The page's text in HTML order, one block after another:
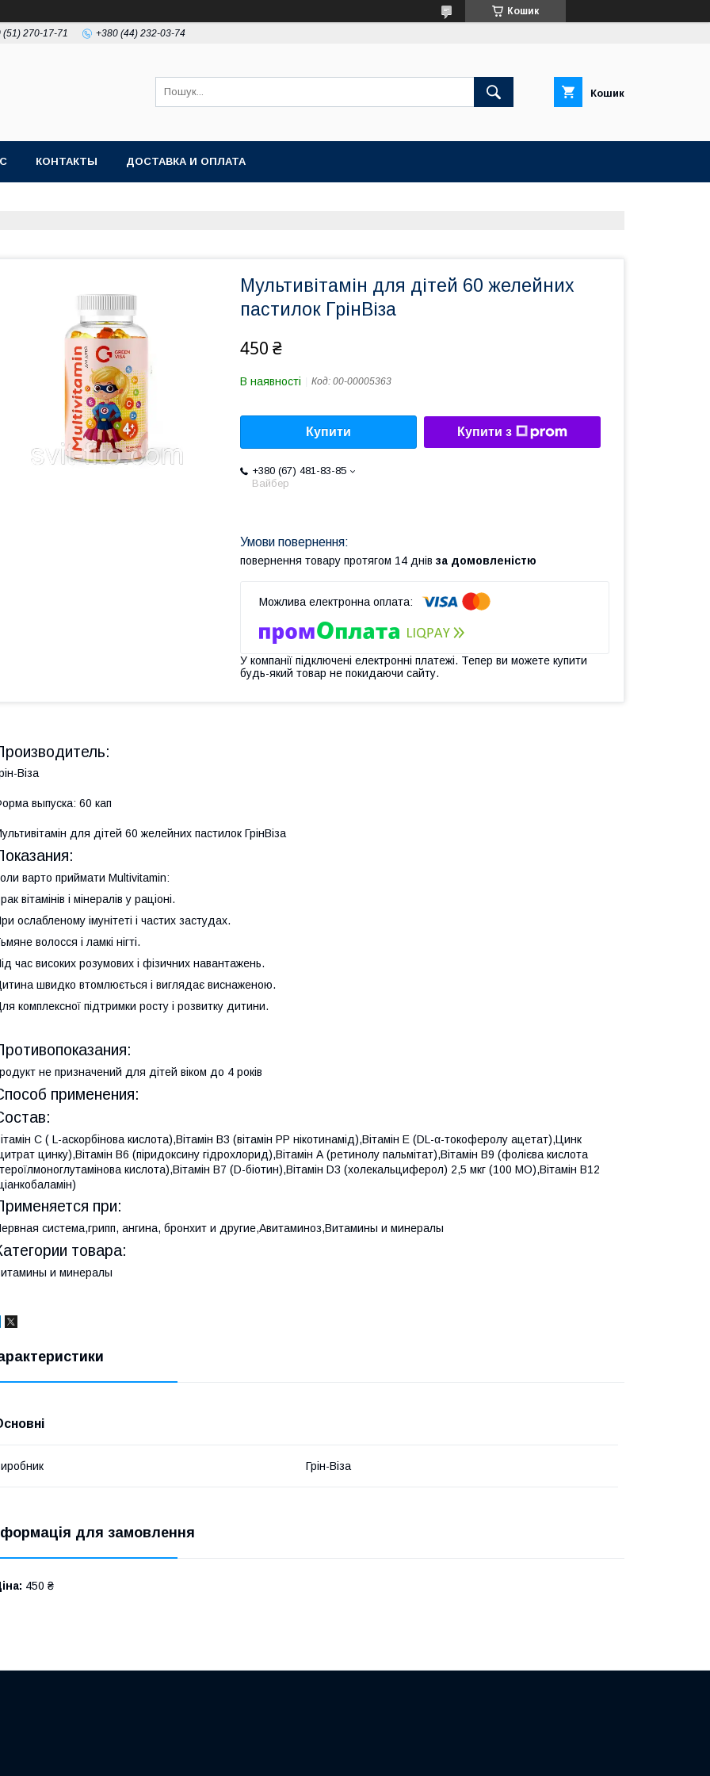
Кошик
(51) 270-17-71 +380 (44) 232-03-74
Кошик
КОНТАКТЫ ДОСТАВКА И ОПЛАТА
Мультивітамін для дітей 60 желейних
пастилок ГрінВіза
450 ₴
В наявності Код: 00-00005363
Купити Купити з
+380 (67) 481-83-85
Вайбер
повернення товару протягом 14 днів за домовленістю
У компанії підключені електронні платежі. Тепер ви можете купити
будь-який товар не покидаючи сайту.
Віза
выпуска: 60 кап
для дітей 60 желейних пастилок ГрінВіза
варто приймати Multivitamin:
вітамінів і мінералів у раціоні.
ослабленому імунітеті і частих застудах.
волосся і ламкі нігті.
час високих розумових і фізичних навантажень.
швидко втомлюється і виглядає виснаженою.
комплексної підтримки росту і розвитку дитини.
не призначений для дітей віком до 4 років
применения:
C ( L-аскорбінова кислота),Вітамін B3 (вітамін PP нікотинамід),Вітамін Е (DL-α-токоферолу ацетат),Цинк
цинку),Вітамін B6 (піридоксину гідрохлорид),Вітамін А (ретинолу пальмітат),Вітамін B9 (фолієва кислота
кислота),Вітамін B7 (D-біотин),Вітамін D3 (холекальциферол) 2,5 мкг (100 МО),Вітамін B12
при:
система,грипп, ангина, бронхит и другие,Авитаминоз,Витамины и минералы
товара:
и минералы
Грін-Віза
для замовлення
450 ₴